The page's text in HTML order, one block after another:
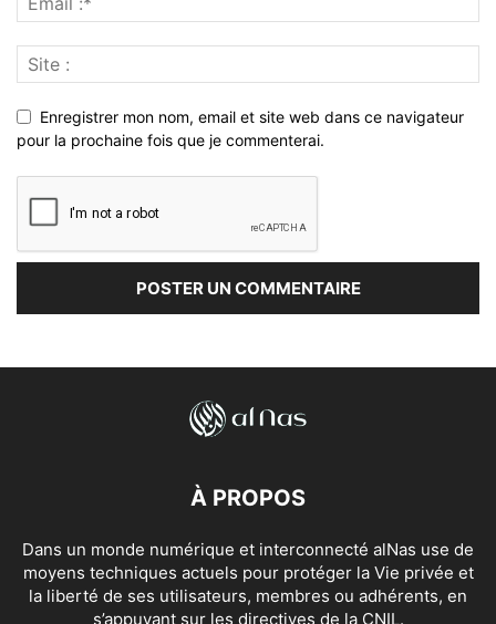
Enregistrer mon nom, email et site web dans ce navigateur
pour la prochaine fois que je commenterai.
À PROPOS
Dans un monde numérique et interconnecté alNas use de
moyens techniques actuels pour protéger la Vie privée et
la liberté de ses utilisateurs, membres ou adhérents, en
s’appuyant sur les directives de la CNIL.